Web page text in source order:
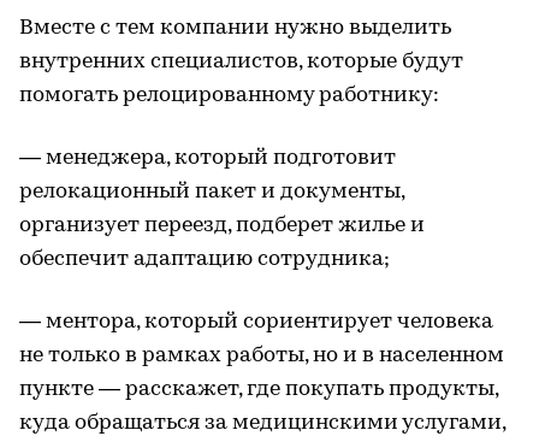
Вместе с тем компании нужно выделить
внутренних специалистов, которые будут
помогать релоцированному работнику:
— менеджера, который подготовит
релокационный пакет и документы,
организует переезд, подберет жилье и
обеспечит адаптацию сотрудника;
— ментора, который сориентирует человека
не только в рамках работы, но и в населенном
пункте — расскажет, где покупать продукты,
куда обращаться за медицинскими услугами,